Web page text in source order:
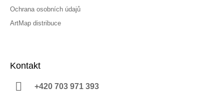
Ochrana osobních údajů
ArtMap distribuce
Kontakt
+420 703 971 393